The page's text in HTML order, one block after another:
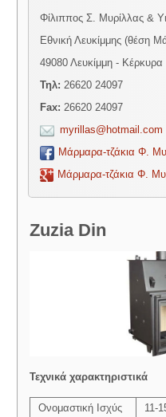
Φίλιππος Σ. Μυρίλλας &
Εθνική Λευκίμμης (θέση
49080 Λευκίμμη - Κέρκυρα
Τηλ:26620 24097
Fax:26620 24097
myrillas@hotmail.com
Μάρμαρα-τζάκια Φ.
Μάρμαρα-τζάκια Φ.
Zuzia Din
Τεχνικά χαρακτηριστικά
Ονομαστική Ισχύς
11-